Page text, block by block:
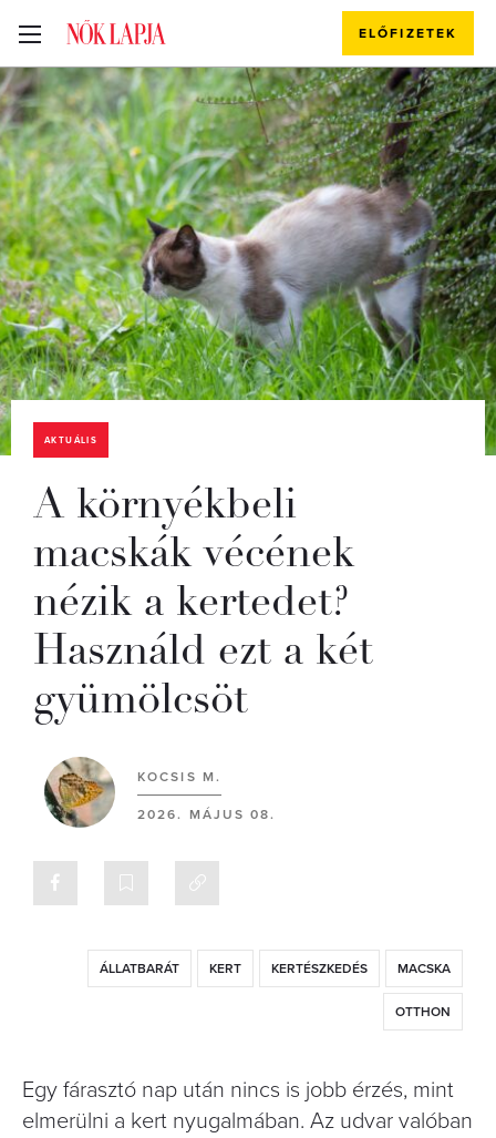
ELŐFIZETEK
AKTUÁLIS
A környékbeli
macskák vécének
nézik a kertedet?
Használd ezt a két
gyümölcsöt
KOCSIS M.
2026. MÁJUS 08.
ÁLLATBARÁT KERT KERTÉSZKEDÉS MACSKA
OTTHON
Egy fárasztó nap után nincs is jobb érzés, mint
elmerülni a kert nyugalmában. Az udvar valóban